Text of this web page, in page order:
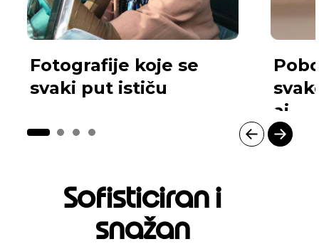
Fotografije koje se
svaki put ističu
ai
Sofisticiran i
snažan